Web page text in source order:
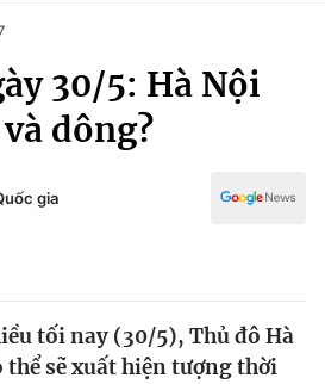
30/5: Hà Nội
dông?
gia
tối nay (30/5), Thủ đô Hà
thể sẽ xuất hiện tượng thời